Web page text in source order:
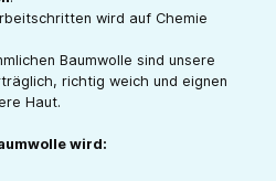
wird auf Chemie
Baumwolle sind unsere
richtig weich und eignen
Haut.
wird: